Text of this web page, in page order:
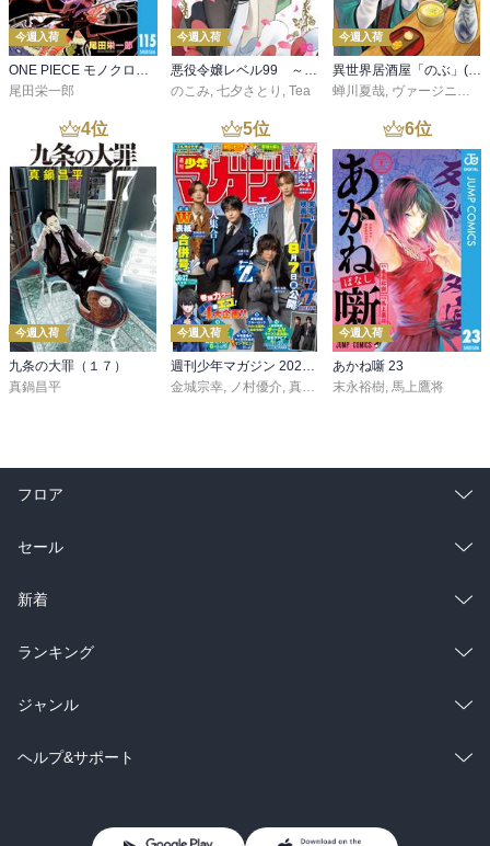
今週入荷
ONE PIECE モノクロ版 115
尾田栄一郎
今週入荷
悪役令嬢レベル99 ～私は裏ボスですが魔王ではありません～ その６
のこみ, 七夕さとり , Tea
今週入荷
異世界居酒屋「のぶ」(22)
蝉川夏哉, ヴァージニア二等兵
4位
今週入荷
九条の大罪（１７）
真鍋昌平
5位
今週入荷
金城宗幸
ノ村優介 真島ヒロ ,宮島礼吏, 新川直司
6位
今週入荷
あかね噺 23
末永裕樹 馬上鷹将
フロア
総合
ラノベ
雑誌・グラビア
BL・TL
セール
総合
ラノベ
雑誌・グラビア
BL・TL
新着
総合
ラノベ
雑誌・グラビア
ランキング
総合
ラノベ
ジャンル
コミック
ヘルプ&サポート